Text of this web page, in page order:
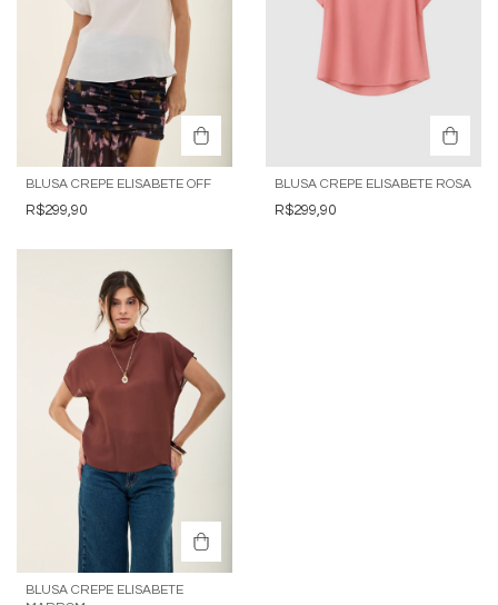
BLUSA CREPE ELISABETE OFF
R$299,90
BLUSA CREPE ELISABETE ROSA
R$299,90
BLUSA CREPE ELISABETE